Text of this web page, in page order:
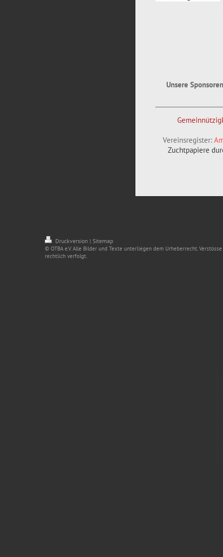
Unsere
Vereinsregister:
Zuchtpapiere
Druckversion | Sitemap
© OTBA e.V. Alle Bilder und Texte unterliegen dem Urheberrecht.
rechtlich verfolgt.